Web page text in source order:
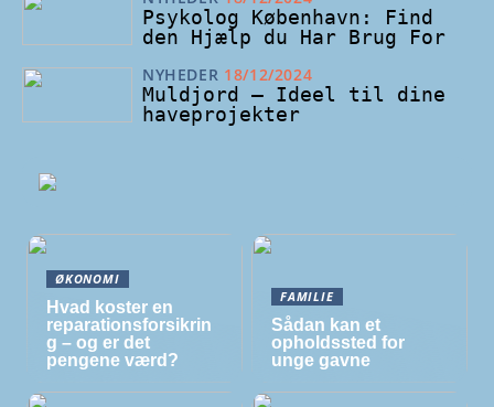
Psykolog København: Find
den Hjælp du Har Brug For
NYHEDER 18/12/2024
Muldjord – Ideel til dine
haveprojekter
ØKONOMI
Hvad koster en
reparationsforsikrin
g – og er det
pengene værd?
FAMILIE
Sådan kan et
opholdssted for
unge gavne